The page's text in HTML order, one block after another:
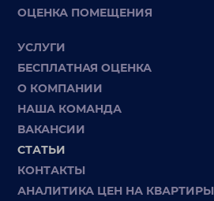
ОЦЕНКА ПОМЕЩЕНИЯ
УСЛУГИ
БЕСПЛАТНАЯ ОЦЕНКА
О КОМПАНИИ
НАША КОМАНДА
ВАКАНСИИ
СТАТЬИ
КОНТАКТЫ
АНАЛИТИКА ЦЕН НА КВАРТИРЫ